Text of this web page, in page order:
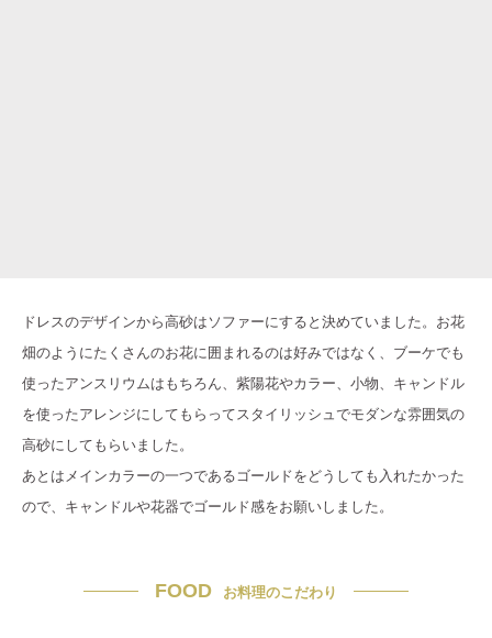
ドレスのデザインから高砂はソファーにすると決めていました。お花
畑のようにたくさんのお花に囲まれるのは好みではなく、ブーケでも
使ったアンスリウムはもちろん、紫陽花やカラー、小物、キャンドル
を使ったアレンジにしてもらってスタイリッシュでモダンな雰囲気の
高砂にしてもらいました。
あとはメインカラーの一つであるゴールドをどうしても入れたかった
ので、キャンドルや花器でゴールド感をお願いしました。
FOOD お料理のこだわり